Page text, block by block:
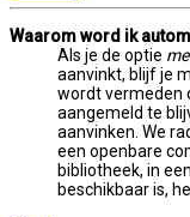
Waarom word ik
Als je de optie
aanvinkt, blijf je
wordt vermeden
aangemeld te
aanvinken. We
een openbare
bibliotheek, in
beschikbaar is,